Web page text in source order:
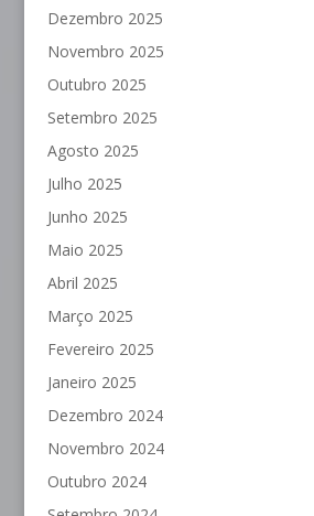
Dezembro 2025
Novembro 2025
Outubro 2025
Setembro 2025
Agosto 2025
Julho 2025
Junho 2025
Maio 2025
Abril 2025
Março 2025
Fevereiro 2025
Janeiro 2025
Dezembro 2024
Novembro 2024
Outubro 2024